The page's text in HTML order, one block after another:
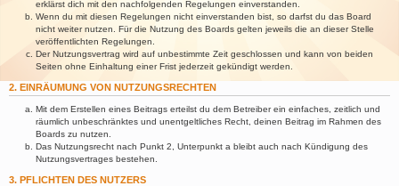
erklärst dich mit den nachfolgenden Regelungen einverstanden.
Wenn du mit diesen Regelungen nicht einverstanden bist, so darfst du das Board
nicht weiter nutzen. Für die Nutzung des Boards gelten jeweils die an dieser Stelle
veröffentlichten Regelungen.
Der Nutzungsvertrag wird auf unbestimmte Zeit geschlossen und kann von beiden
Seiten ohne Einhaltung einer Frist jederzeit gekündigt werden.
2. EINRÄUMUNG VON NUTZUNGSRECHTEN
Mit dem Erstellen eines Beitrags erteilst du dem Betreiber ein einfaches, zeitlich und
räumlich unbeschränktes und unentgeltliches Recht, deinen Beitrag im Rahmen des
Boards zu nutzen.
Das Nutzungsrecht nach Punkt 2, Unterpunkt a bleibt auch nach Kündigung des
Nutzungsvertrages bestehen.
3. PFLICHTEN DES NUTZERS